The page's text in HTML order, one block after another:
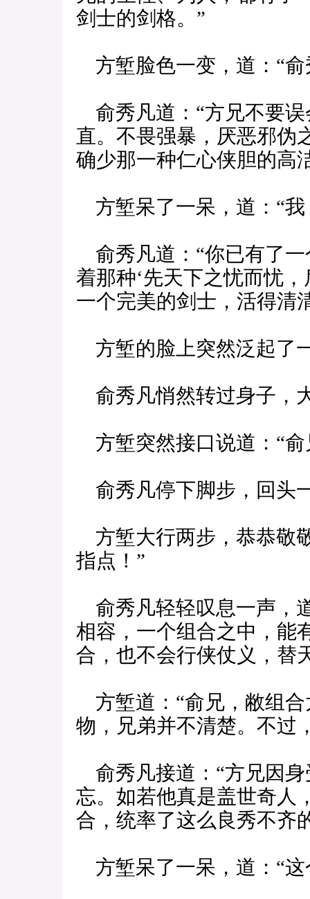
剑士的剑格。”
方堑脸色一变，道：“俞
俞秀凡道：“方兄不要
直。不畏强暴，厌恶邪伪
确少那一种仁心侠胆的高
方堑呆了一呆，道：“我
俞秀凡道：“你已有了
着那种‘先天下之忧而忧
一个完美的剑士，活得清
方堑的脸上突然泛起了
俞秀凡悄然转过身子，
方堑突然接口说道：“俞
俞秀凡停下脚步，回头
方堑大行两步，恭恭敬
指点！”
俞秀凡轻轻叹息一声，
相容，一个组合之中，能
合，也不会行侠仗义，替
方堑道：“俞兄，敝组
物，兄弟并不清楚。不过
俞秀凡接道：“方兄因
忘。如若他真是盖世奇人
合，统率了这么良秀不齐
方堑呆了一呆，道：“